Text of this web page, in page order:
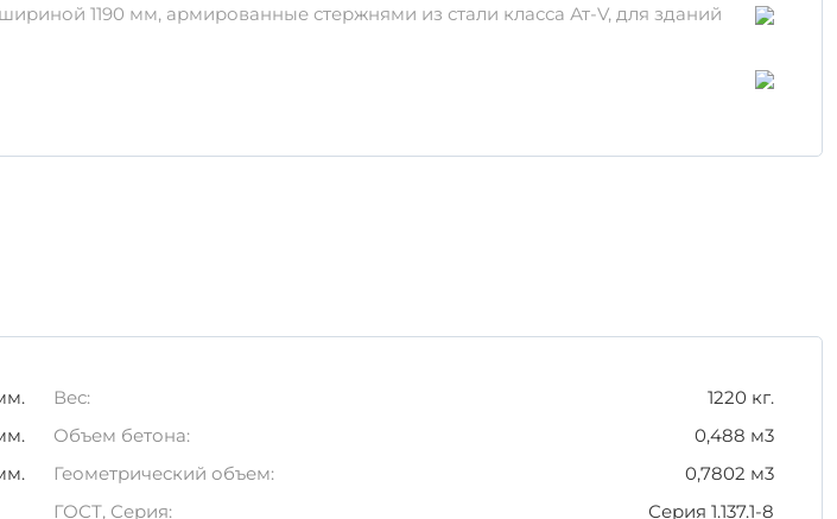
креплений.
1190 мм, армированные стержнями из стали класса Ат-V, для зданий
Вес:
1220 кг.
Объем бетона:
0,488 м3
Геометрический объем:
0,7802 м3
ГОСТ, Серия:
Серия 1.137.1-8